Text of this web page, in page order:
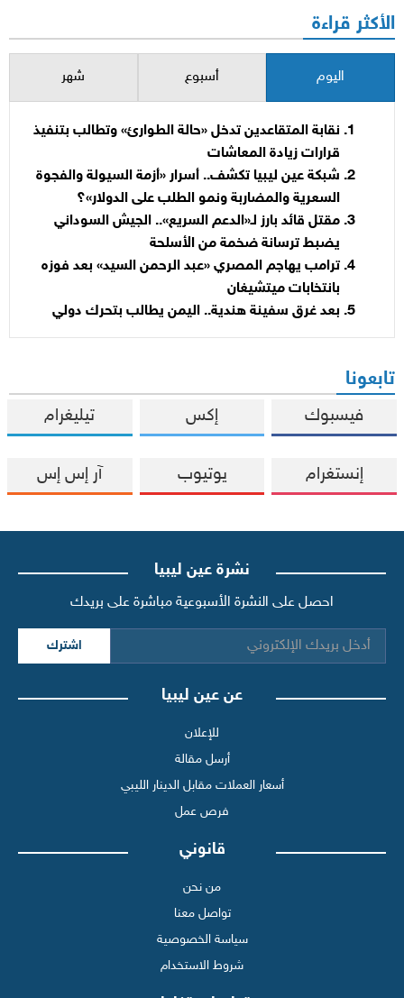
الأكثر قراءة
اليوم أسبوع شهر
نقابة المتقاعدين تدخل «حالة الطوارئ» وتطالب بتنفيذ
قرارات زيادة المعاشات
شبكة عين ليبيا تكشف.. أسرار «أزمة السيولة والفجوة
السعرية والمضاربة ونمو الطلب على الدولار»؟
مقتل قائد بارز لـ«الدعم السريع».. الجيش السوداني
يضبط ترسانة ضخمة من الأسلحة
ترامب يهاجم المصري «عبد الرحمن السيد» بعد فوزه
بانتخابات ميتشيغان
بعد غرق سفينة هندية.. اليمن يطالب بتحرك دولي
تابعونا
فيسبوك إكس تيليغرام
إنستغرام يوتيوب آر إس إس
نشرة عين ليبيا
احصل على النشرة الأسبوعية مباشرة على بريدك
اشترك
عن عين ليبيا
للإعلان
أرسل مقالة
أسعار العملات مقابل الدينار الليبي
فرص عمل
قانوني
من نحن
تواصل معنا
سياسة الخصوصية
شروط الاستخدام